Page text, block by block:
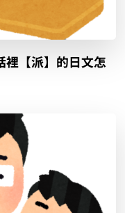
裡【派】的日文怎